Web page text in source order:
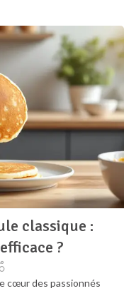
classique :
?
cœur des passionnés